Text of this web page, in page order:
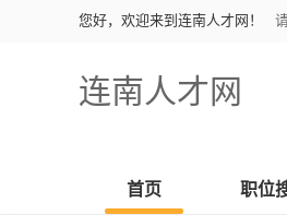
您好，欢迎来到连南人才网！
连南人才网
首页 职位